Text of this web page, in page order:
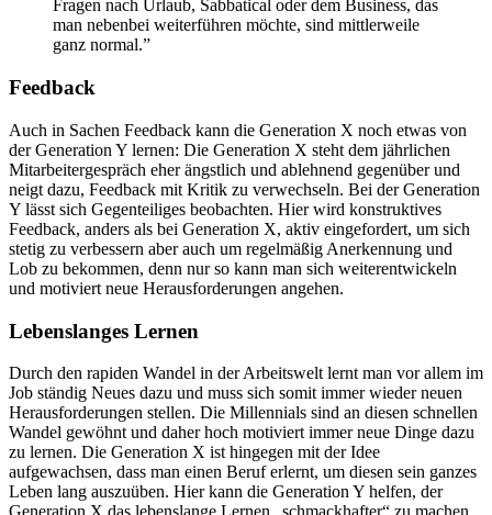
Fragen nach Urlaub, Sabbatical oder dem Business, das
man nebenbei weiterführen möchte, sind mittlerweile
ganz normal.”
Feedback
Auch in Sachen Feedback kann die Generation X noch etwas von
der Generation Y lernen: Die Generation X steht dem jährlichen
Mitarbeitergespräch eher ängstlich und ablehnend gegenüber und
neigt dazu, Feedback mit Kritik zu verwechseln. Bei der Generation
Y lässt sich Gegenteiliges beobachten. Hier wird konstruktives
Feedback, anders als bei Generation X, aktiv eingefordert, um sich
stetig zu verbessern aber auch um regelmäßig Anerkennung und
Lob zu bekommen, denn nur so kann man sich weiterentwickeln
und motiviert neue Herausforderungen angehen.
Lebenslanges Lernen
Durch den rapiden Wandel in der Arbeitswelt lernt man vor allem im
Job ständig Neues dazu und muss sich somit immer wieder neuen
Herausforderungen stellen. Die Millennials sind an diesen schnellen
Wandel gewöhnt und daher hoch motiviert immer neue Dinge dazu
zu lernen. Die Generation X ist hingegen mit der Idee
aufgewachsen, dass man einen Beruf erlernt, um diesen sein ganzes
Leben lang auszuüben. Hier kann die Generation Y helfen, der